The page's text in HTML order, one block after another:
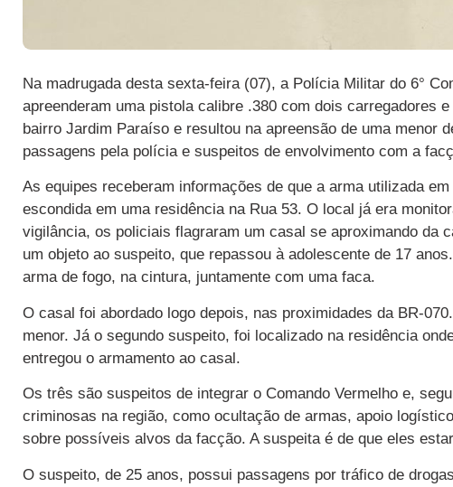
Na madrugada desta sexta-feira (07), a Polícia Militar do 6°
apreenderam uma pistola calibre .380 com dois carregadores
bairro Jardim Paraíso e resultou na apreensão de uma menor
passagens pela polícia e suspeitos de envolvimento com a
As equipes receberam informações de que a arma utilizada
escondida em uma residência na Rua 53. O local já era
vigilância, os policiais flagraram um casal se aproximando da
um objeto ao suspeito, que repassou à adolescente de 17
arma de fogo, na cintura, juntamente com uma faca.
O casal foi abordado logo depois, nas proximidades da BR-
menor. Já o segundo suspeito, foi localizado na residência
entregou o armamento ao casal.
Os três são suspeitos de integrar o Comando Vermelho e,
criminosas na região, como ocultação de armas, apoio
sobre possíveis alvos da facção. A suspeita é de que eles
O suspeito, de 25 anos, possui passagens por tráfico de